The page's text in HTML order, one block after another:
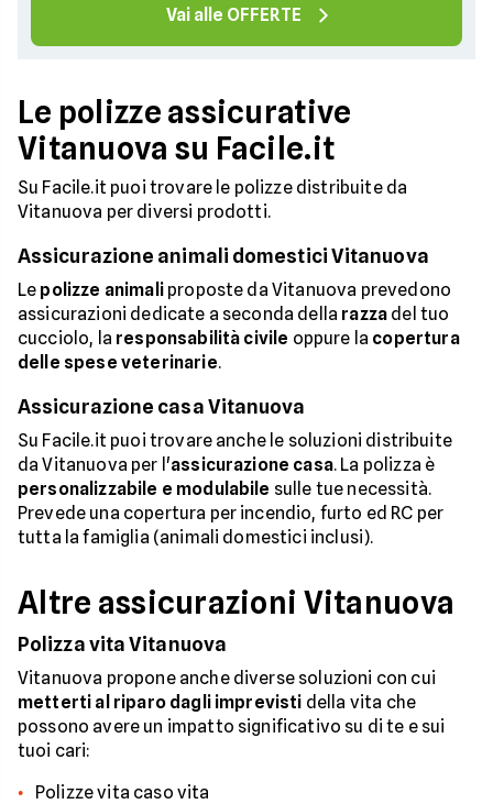
Vai alle OFFERTE
Le polizze assicurative
Vitanuova su Facile.it
Su Facile.it puoi trovare le polizze distribuite da
Vitanuova per diversi prodotti.
Assicurazione animali domestici Vitanuova
Le polizze animaliproposte da Vitanuova prevedono
assicurazioni dedicate a seconda della razza del tuo
cucciolo, la responsabilità civile oppure la copertura
delle spese veterinarie.
Assicurazione casa Vitanuova
Su Facile.it puoi trovare anche le soluzioni distribuite
da Vitanuova per l'assicurazione casa. La polizza è
personalizzabile e modulabile sulle tue necessità.
Prevede una copertura per incendio, furto ed RC per
tutta la famiglia (animali domestici inclusi).
Altre assicurazioni Vitanuova
Polizza vita Vitanuova
Vitanuova propone anche diverse soluzioni con cui
metterti al riparo dagli imprevisti della vita che
possono avere un impatto significativo su di te e sui
tuoi cari:
Polizze vita caso vita